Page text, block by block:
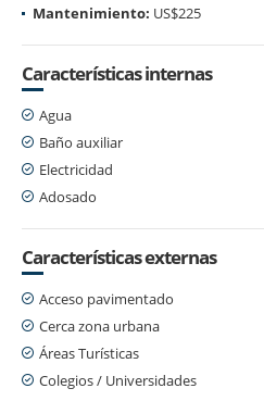
Mantenimiento: US$225
Características internas
Agua
Baño auxiliar
Electricidad
Adosado
Características externas
Acceso pavimentado
Cerca zona urbana
Áreas Turísticas
Colegios / Universidades